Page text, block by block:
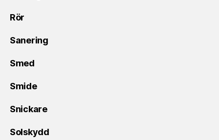
Rör
Sanering
Smed
Smide
Snickare
Solskydd